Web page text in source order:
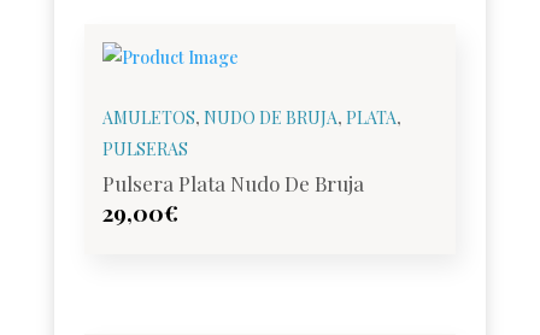
AMULETOS, NUDO DE BRUJA, PLATA,
PULSERAS
Pulsera Plata Nudo De Bruja
29,00€